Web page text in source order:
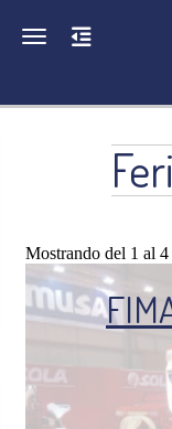
Toggle navigation
Mostrando del 1 al 4